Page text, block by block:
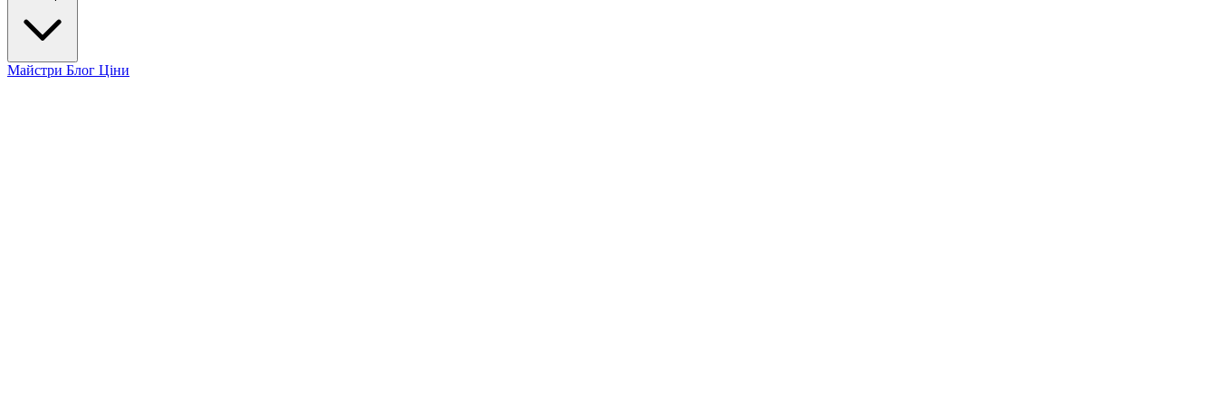
Майстри Блог Ціни